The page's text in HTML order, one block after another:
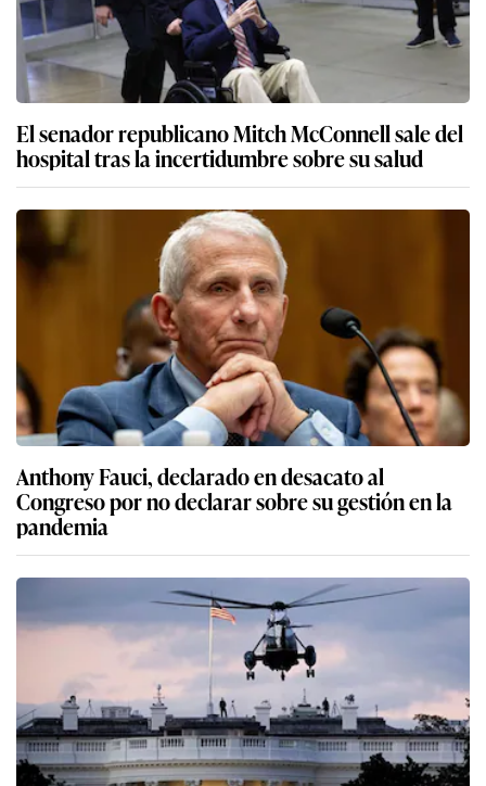
El senador republicano Mitch McConnell sale del
hospital tras la incertidumbre sobre su salud
Anthony Fauci, declarado en desacato al
Congreso por no declarar sobre su gestión en la
pandemia